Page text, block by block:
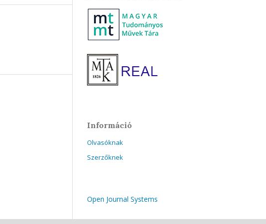
Információ
Olvasóknak
Szerzőknek
Open Journal Systems